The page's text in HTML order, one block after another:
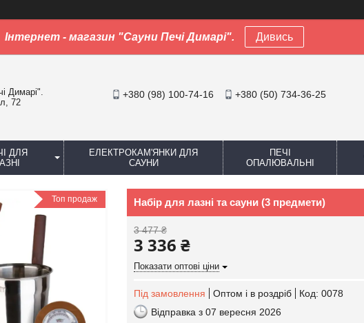
Інтернет - магазин "Сауни Печі Димарі". Дивись
Димарі".
72
+380 (98) 100-74-16 +380 (50) 734-36-25
ДЛЯ
ЕЛЕКТРОКАМ'ЯНКИ ДЛЯ
САУНИ
ПЕЧІ
ОПАЛЮВАЛЬНІ
Топ продаж Набір для лазні та сауни (3 предмети)
3 477 ₴
3 336 ₴
Показати оптові ціни
Під замовлення Оптом і в роздріб Код: 0078
Відправка з 07 вересня 2026